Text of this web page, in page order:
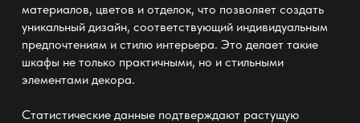
материалов, цветов и отделок, что позволяет создать
уникальный дизайн, соответствующий индивидуальным
предпочтениям и стилю интерьера. Это делает такие
шкафы не только практичными, но и стильными
элементами декора.
Статистические данные подтверждают растущую